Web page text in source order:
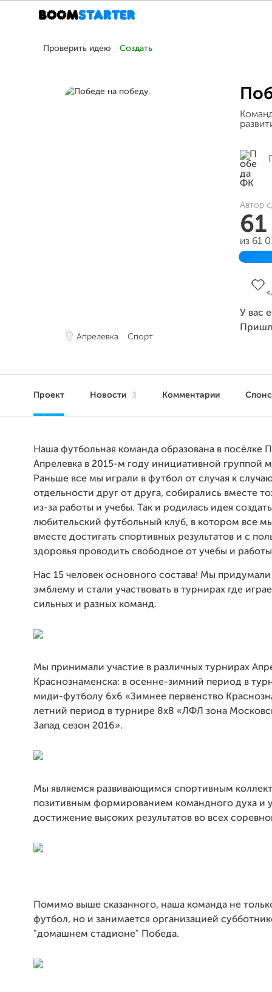
Проверить идею Создать
Апрелевка Спорт
Автор
из 61
У вас
Проект Новости 3 Комментарии
Наша футбольная команда образована в посёлке
Апрелевка в 2015-м году инициативной группой
Раньше все мы играли в футбол от случая к
отдельности друг от друга, собирались вместе
из-за работы и учебы. Так и родилась идея
любительский футбольный клуб, в котором все
вместе достигать спортивных результатов и с
здоровья проводить свободное от учебы и
Нас 15 человек основного состава! Мы
эмблему и стали участвовать в турнирах где
сильных и разных команд.
Мы принимали участие в различных турнирах
Краснознаменска: в осенне-зимний период в
миди-футболу 6х6 «Зимнее первенство
летний период в турнире 8х8 «ЛФЛ зона
Запад сезон 2016».
Мы являемся развивающимся спортивным
позитивным формированием командного духа и
достижение высоких результатов во всех
Помимо выше сказанного, наша команда не
футбол, но и занимается организацией
"домашнем стадионе" Победа.